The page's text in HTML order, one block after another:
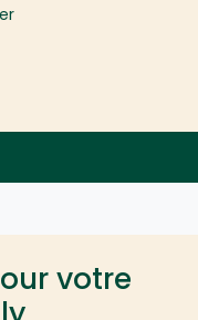
votre